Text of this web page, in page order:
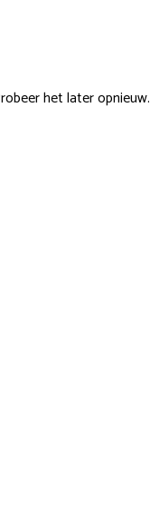
het later opnieuw.